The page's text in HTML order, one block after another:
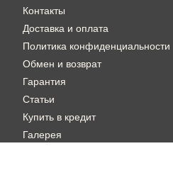
Контакты
Доставка и оплата
Политика конфиденциальности
Обмен и возврат
Гарантия
Статьи
Купить в кредит
Галерея